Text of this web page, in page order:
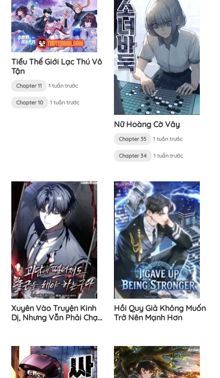
Tiểu Thế Giới Lạc Thú Vô
Tận
Chapter 11 1 tuần trước
Chapter 10 1 tuần trước
Nữ Hoàng Cờ Vây
Chapter 35 1 tuần trước
Chapter 34 1 tuần trước
Xuyên Vào Truyện Kinh
Dị, Nhưng Vẫn Phải Chạy
Hồi Quy Giả Không Muốn
Trở Nên Mạnh Hơn